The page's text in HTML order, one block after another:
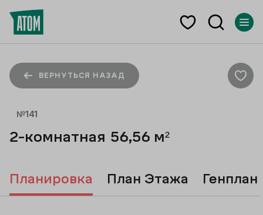
ВЕРНУТЬСЯ НАЗАД
№141
2-комнатная 56,56 м²
Планировка План Этажа Генплан